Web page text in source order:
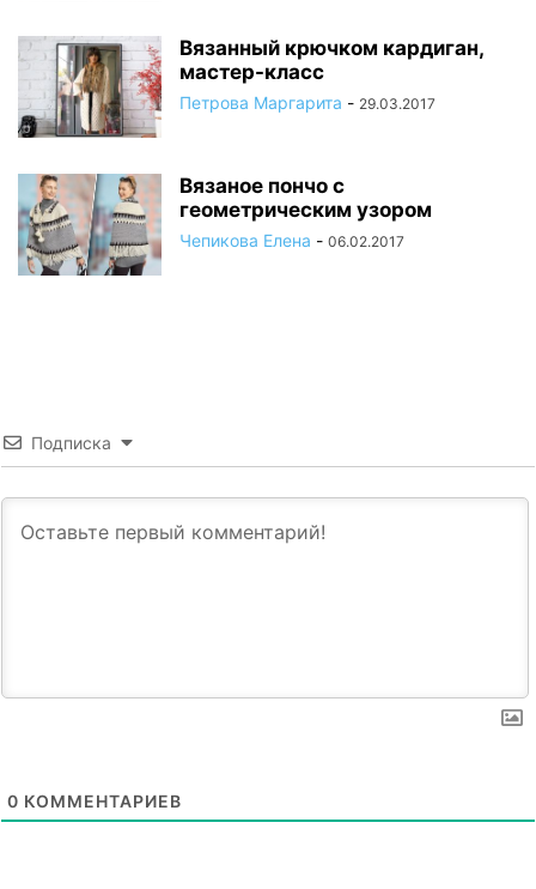
Вязанный крючком кардиган,
мастер-класс
Петрова Маргарита - 29.03.2017
Вязаное пончо с
геометрическим узором
Чепикова Елена - 06.02.2017
Подписка
0 КОММЕНТАРИЕВ